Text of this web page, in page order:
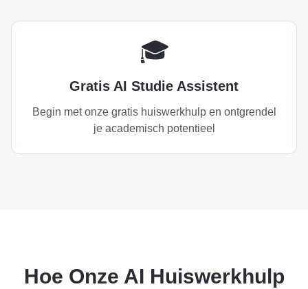
🎓
Gratis AI Studie Assistent
Begin met onze gratis huiswerkhulp en ontgrendel
je academisch potentieel
Hoe Onze AI Huiswerkhulp